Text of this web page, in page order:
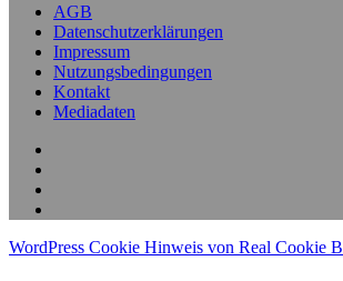
AGB
Datenschutzerklärungen
Impressum
Nutzungsbedingungen
Kontakt
Mediadaten
WordPress Cookie Hinweis von Real Cookie